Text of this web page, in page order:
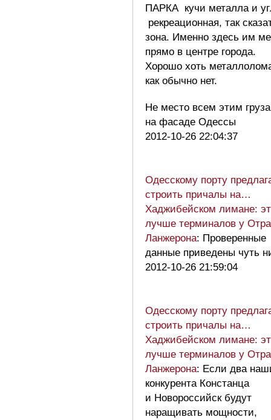
ПАРКА кучи металла и
рекреационная, так
зона. Именно здесь им
прямо в центре города.
Хорошо хоть
как обычно нет.
Не место всем этим
на фасаде Одессы
2012-10-26 22:04:37
Одесскому порту
строить причалы на…
Хаджибейском лимане:
лучше терминалов у
Ланжерона: Проверенные
данные приведены чуть
2012-10-26 21:59:04
Одесскому порту
строить причалы на…
Хаджибейском лимане:
лучше терминалов у
Ланжерона: Если два
конкурента Констанца
и Новороссийск будут
наращивать мощности,